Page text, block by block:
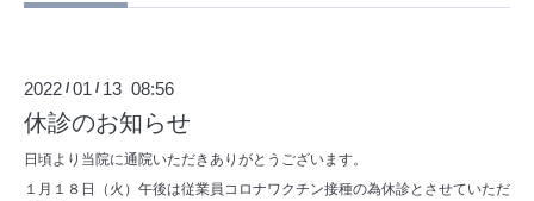
2022 /01 / 13 08:56
休診のお知らせ
日頃より当院に通院いただきありがとうございます。
１月１８日（火）午後は従業員コロナワクチン接種の為休診とさせていただ